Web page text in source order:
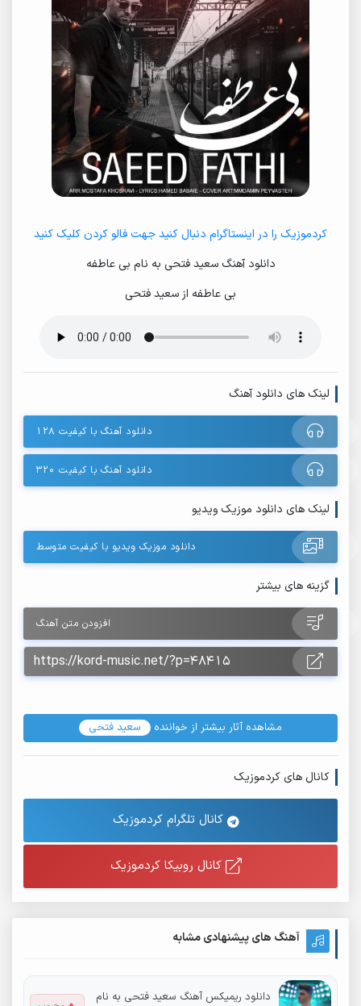
کردموزیک را در اینستاگرام دنبال کنید جهت فالو کردن کلیک کنید
دانلود آهنگ سعید فتحی به نام بی عاطفه
بی عاطفه از سعید فتحی
لینک های دانلود آهنگ
دانلود آهنگ با کیفیت ۱۲۸
دانلود آهنگ با کیفیت ۳۲۰
لینک های دانلود موزیک ویدیو
دانلود موزیک ویدیو با کیفیت متوسط
گزینه های بیشتر
افزودن متن آهنگ
مشاهده آثار بیشتر از خواننده سعید فتحی
کانال های کردموزیک
کانال تلگرام کردموزیک
کانال روبیکا کردموزیک
آهنگ های پیشنهادی مشابه
دانلود ریمیکس آهنگ سعید فتحی به نام